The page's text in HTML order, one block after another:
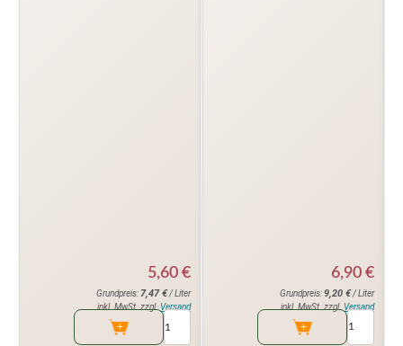
5,60 €
Grundpreis: 7,47€/ Liter
inkl. MwSt. zzgl. Versand
6,90 €
Grundpreis:9,20 €/ Liter
inkl. MwSt. zzgl. Versand